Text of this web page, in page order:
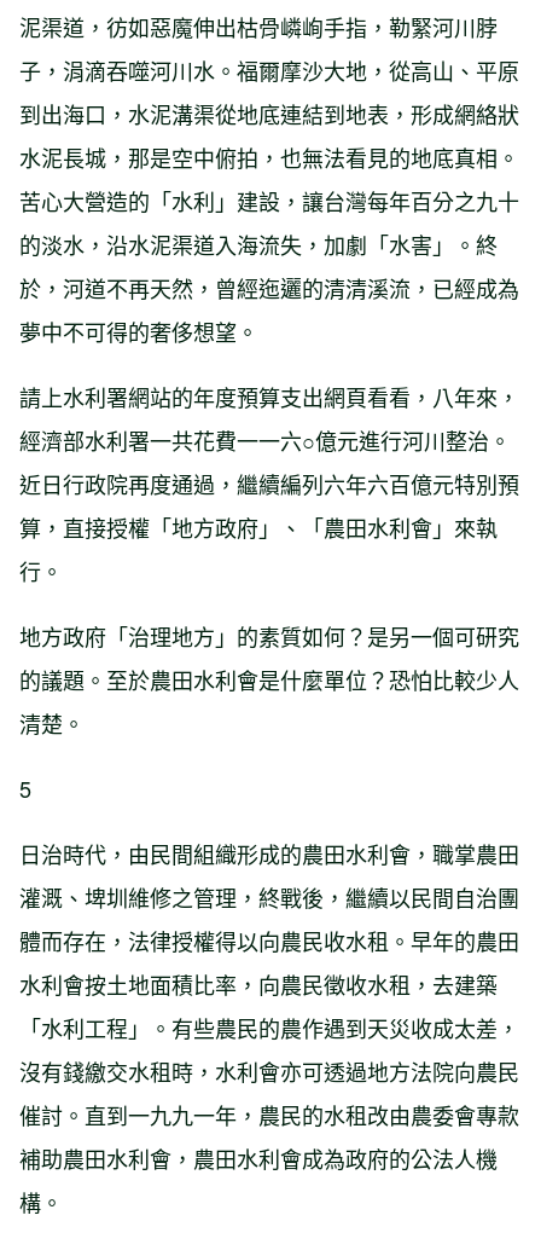
泥渠道，彷如惡魔伸出枯骨嶙峋手指，勒緊河川脖
子，涓滴吞噬河川水。福爾摩沙大地，從高山、平原
到出海口，水泥溝渠從地底連結到地表，形成網絡狀
水泥長城，那是空中俯拍，也無法看見的地底真相。
苦心大營造的「水利」建設，讓台灣每年百分之九十
的淡水，沿水泥渠道入海流失，加劇「水害」。終
於，河道不再天然，曾經迤邐的清清溪流，已經成為
夢中不可得的奢侈想望。
請上水利署網站的年度預算支出網頁看看，八年來，
經濟部水利署一共花費一一六○億元進行河川整治。
近日行政院再度通過，繼續編列六年六百億元特別預
算，直接授權「地方政府」、「農田水利會」來執
行。
地方政府「治理地方」的素質如何？是另一個可研究
的議題。至於農田水利會是什麼單位？恐怕比較少人
清楚。
5
日治時代，由民間組織形成的農田水利會，職掌農田
灌溉、埤圳維修之管理，終戰後，繼續以民間自治團
體而存在，法律授權得以向農民收水租。早年的農田
水利會按土地面積比率，向農民徵收水租，去建築
「水利工程」。有些農民的農作遇到天災收成太差，
沒有錢繳交水租時，水利會亦可透過地方法院向農民
催討。直到一九九一年，農民的水租改由農委會專款
補助農田水利會，農田水利會成為政府的公法人機
構。